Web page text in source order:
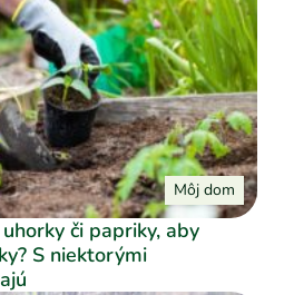
Môj dom
či papriky, aby
S niektorými